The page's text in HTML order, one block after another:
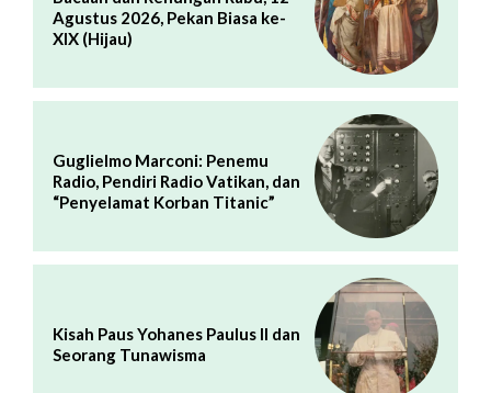
Agustus 2026, Pekan Biasa ke-
XIX (Hijau)
Guglielmo Marconi: Penemu
Radio, Pendiri Radio Vatikan, dan
“Penyelamat Korban Titanic”
Kisah Paus Yohanes Paulus II dan
Seorang Tunawisma